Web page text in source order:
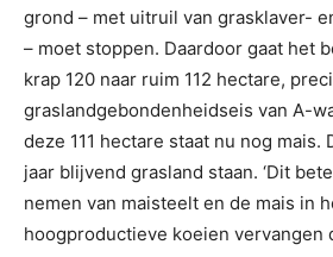
grond – met uitruil van grasklaver-
– moet stoppen. Daardoor gaat het
krap 120 naar ruim 112 hectare,
graslandgebondenheidseis van A-
deze 111 hectare staat nu nog mais.
jaar blijvend grasland staan. ‘Dit
nemen van maisteelt en de mais in
hoogproductieve koeien vervangen